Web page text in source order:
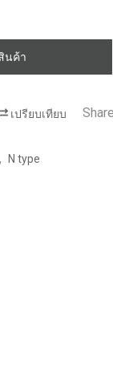
นค้า
เปรียบเทียบ
, N type